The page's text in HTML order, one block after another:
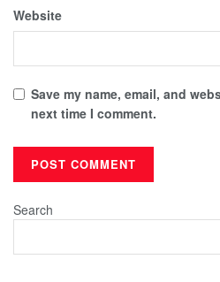
Website
Save my name, email, and
next time I comment.
Search